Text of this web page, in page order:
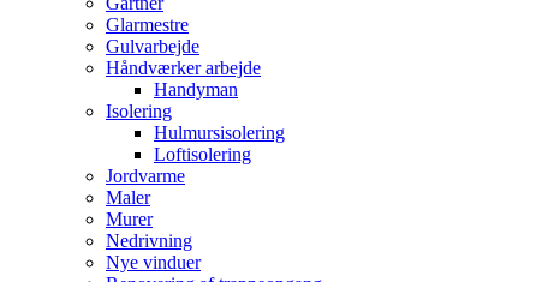
Glarmestre
Gulvarbejde
Håndværker arbejde
Handyman
Isolering
Hulmursisolering
Loftisolering
Jordvarme
Maler
Murer
Nedrivning
Nye vinduer